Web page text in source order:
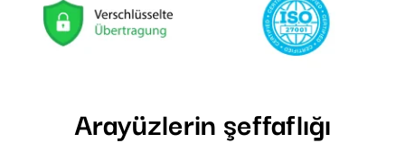
Arayüzlerin şeffaflığı